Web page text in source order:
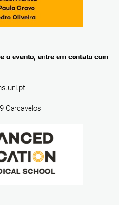
o evento, entre em contato com
Carcavelos